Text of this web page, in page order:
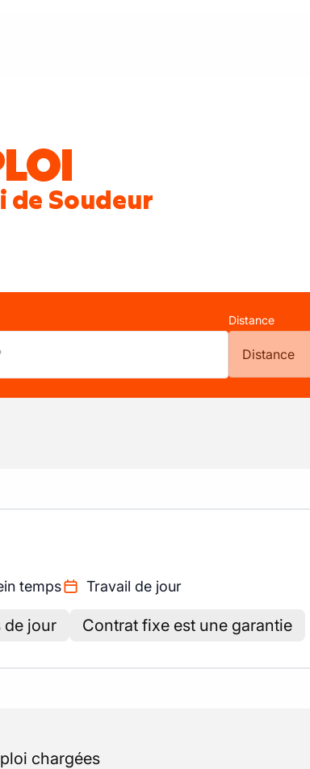
Soudeur
Distance
Distance
temps Travail de jour
de jour Contrat fixe est une garantie
chargées